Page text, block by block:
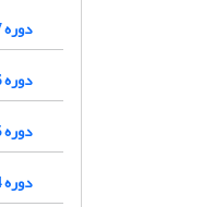
دوره 17 (1402)
دوره 16 (1401)
دوره 15 (1400)
دوره 14 (1399)